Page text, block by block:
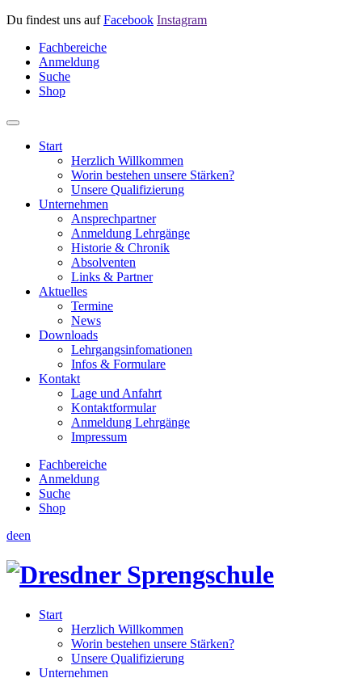
Du findest uns aufFacebook Instagram
Fachbereiche
Anmeldung
Suche
Shop
Start
Herzlich Willkommen
Worin bestehen unsere Stärken?
Unsere Qualifizierung
Unternehmen
Ansprechpartner
Anmeldung Lehrgänge
Historie & Chronik
Absolventen
Links & Partner
Aktuelles
Termine
News
Downloads
Lehrgangsinfomationen
Infos & Formulare
Kontakt
Lage und Anfahrt
Kontaktformular
Anmeldung Lehrgänge
Impressum
Fachbereiche
Anmeldung
Suche
Shop
deen
Start
Herzlich Willkommen
Worin bestehen unsere Stärken?
Unsere Qualifizierung
Unternehmen